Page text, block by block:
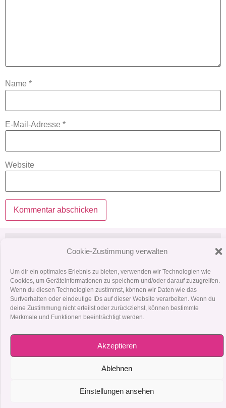
Cookie-Zustimmung verwalten
Um dir ein optimales Erlebnis zu bieten, verwenden wir Technologien wie
Cookies, um Geräteinformationen zu speichern und/oder darauf zuzugreifen.
Wenn du diesen Technologien zustimmst, können wir Daten wie das
Surfverhalten oder eindeutige IDs auf dieser Website verarbeiten. Wenn du
deine Zustimmung nicht erteilst oder zurückziehst, können bestimmte
Merkmale und Funktionen beeinträchtigt werden.
Akzeptieren
Ablehnen
Einstellungen ansehen
Name *
E-Mail-Adresse *
Website
+43 699 190 063 76
dana.ruckerbauer@yahoo.de
Facebook
akzeptieren und diesen Inhalt zu aktivieren